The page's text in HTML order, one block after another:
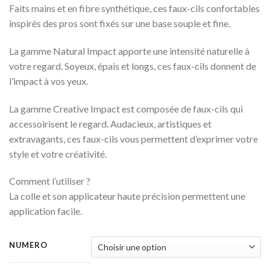
Faits mains et en fibre synthétique, ces faux-cils confortables
inspirés des pros sont fixés sur une base souple et fine.
La gamme Natural Impact apporte une intensité naturelle à
votre regard. Soyeux, épais et longs, ces faux-cils donnent de
l’impact à vos yeux.
La gamme Creative Impact est composée de faux-cils qui
accessoirisent le regard. Audacieux, artistiques et
extravagants, ces faux-cils vous permettent d’exprimer votre
style et votre créativité.
Comment l’utiliser ?
La colle et son applicateur haute précision permettent une
application facile.
NUMERO